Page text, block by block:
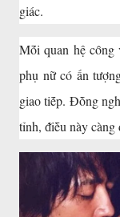
giác.
Mṓi quan hệ cȏng
phụ nữ có ấn
giao tiḗp. Đṑng
tỉnh, ᵭiḕu này càng